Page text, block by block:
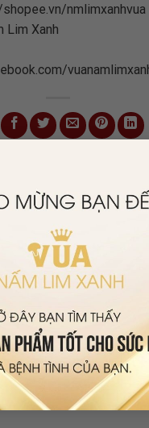
nmlimxanhvua
Lim Xanh
tặng
tình
Tại sao bệnh
lại nên
luận
không được hiển thị công
được đánh dấu*